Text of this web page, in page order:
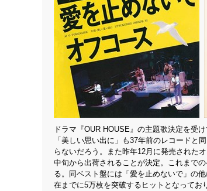
ドラマ『OUR HOUSE』の主題歌決定を受
「美しい思い出に」も37年前のレコードと
らないだろう。また昨年12月に発売された
中旬から出荷されることが決定。これまで
る。同ベスト盤には「愛を止めないで」の
在までに5万枚を突破するヒットとなって